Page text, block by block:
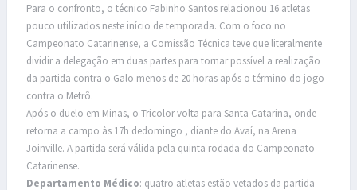
Para o confronto, o técnico Fabinho Santos relacionou 16 atletas
pouco utilizados neste início de temporada. Com o foco no
Campeonato Catarinense, a Comissão Técnica teve que literalmente
dividir a delegação em duas partes para tornar possível a realização
da partida contra o Galo menos de 20 horas após o término do jogo
contra o Metrô.
Após o duelo em Minas, o Tricolor volta para Santa Catarina, onde
retorna a campo às 17h dedomingo , diante do Avaí, na Arena
Joinville. A partida será válida pela quinta rodada do Campeonato
Catarinense.
Departamento Médico: quatro atletas estão vetados da partida